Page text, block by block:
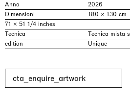
Anno
2026
Dimensioni
180 × 130 cm
71 × 51 1/4 inches
Tecnica
Tecnica mista
edition
Unique
cta_enquire_artwork